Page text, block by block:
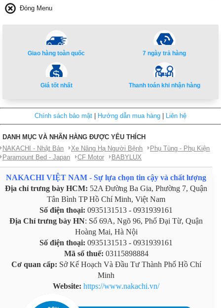
Đóng Menu
Giao hàng toàn quốc 7 ngày trả hàng
Giá tốt nhất Thanh toán khi nhận hàng
Chính sách bảo mật Hướng dẫn mua hàng Liên hệ
DANH MỤC VÀ NHÃN HÀNG ĐƯỢC YÊU THÍCH
NAKACHI - Nhật Bản
Xe Nâng Hạ Người Bệnh
Phụ Tùng - Phụ Kiện
Paramount Bed - Japan
CF Motor BABYLUX
NAKACHI VIỆT NAM - Sự lựa chọn tin cậy và chất lượng
Địa chỉ trưng bày HCM: 52A Đường Ba Gia, Phường 7, Quận
Tân Bình TP Hồ Chí Minh, Việt Nam
Số điện thoại: 0935131513 - 0931939161
Địa Chỉ trưng bày HN: Số 69A, Ngõ 96, Phố Đại Từ, Quận
Hoàng Mai, Hà Nội
Số điện thoại: 0935131513 - 0931939161
Mã số thuế: 03115898884
Cơ quan cấp: Sở Kế Hoạch Và Đầu Tư Thành Phố Hồ Chí
Minh
Website: https://www.nakachi.vn/